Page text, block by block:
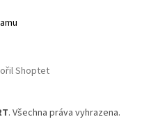
Shoptet
. Všechna práva vyhrazena.